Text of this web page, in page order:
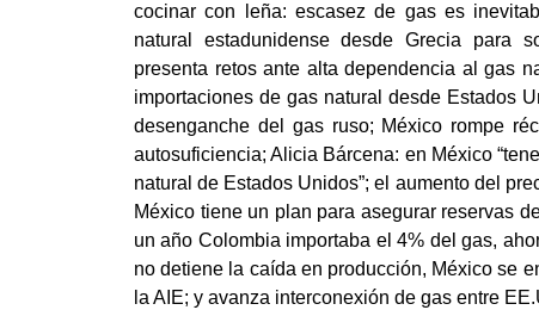
cocinar con leña: escasez de gas es
natural estadunidense desde Grecia para
presenta retos ante alta dependencia al gas
importaciones de gas natural desde Estados
desenganche del gas ruso; México rompe
autosuficiencia; Alicia Bárcena: en México
natural de Estados Unidos”; el aumento del
México tiene un plan para asegurar reservas
un año Colombia importaba el 4% del gas,
no detiene la caída en producción, México se
la AIE; y avanza interconexión de gas entre